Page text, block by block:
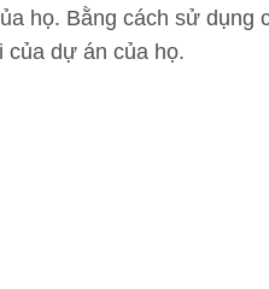
họ. Bằng cách sử dụng
của dự án của họ.